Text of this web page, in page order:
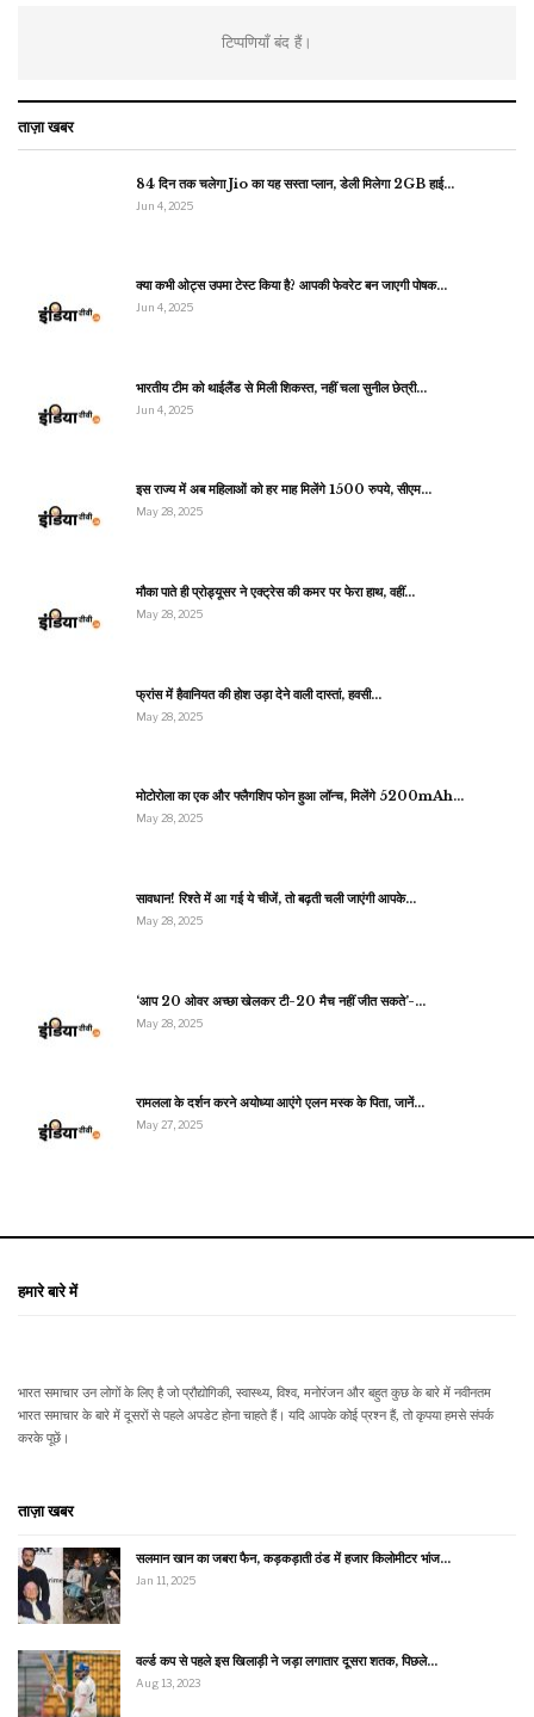
टिप्पणियाँ बंद हैं।
ताज़ा खबर
84 दिन तक चलेगा Jio का यह सस्ता प्लान, डेली मिलेगा 2GB हाई…
Jun 4, 2025
क्या कभी ओट्स उपमा टेस्ट किया है? आपकी फेवरेट बन जाएगी पोषक…
Jun 4, 2025
भारतीय टीम को थाईलैंड से मिली शिकस्त, नहीं चला सुनील छेत्री…
Jun 4, 2025
इस राज्य में अब महिलाओं को हर माह मिलेंगे 1500 रुपये, सीएम…
May 28, 2025
मौका पाते ही प्रोड्यूसर ने एक्ट्रेस की कमर पर फेरा हाथ, वहीं…
May 28, 2025
फ्रांस में हैवानियत की होश उड़ा देने वाली दास्तां, हवसी…
May 28, 2025
मोटोरोला का एक और फ्लैगशिप फोन हुआ लॉन्च, मिलेंगे 5200mAh…
May 28, 2025
सावधान! रिश्ते में आ गई ये चीजें, तो बढ़ती चली जाएंगी आपके…
May 28, 2025
‘आप 20 ओवर अच्छा खेलकर टी-20 मैच नहीं जीत सकते’-…
May 28, 2025
रामलला के दर्शन करने अयोध्या आएंगे एलन मस्क के पिता, जानें…
May 27, 2025
हमारे बारे में
भारत समाचार उन लोगों के लिए है जो प्रौद्योगिकी, स्वास्थ्य, विश्व, मनोरंजन और बहुत कुछ के बारे में नवीनतम
भारत समाचार के बारे में दूसरों से पहले अपडेट होना चाहते हैं। यदि आपके कोई प्रश्न हैं, तो कृपया हमसे संपर्क
करके पूछें।
ताज़ा खबर
सलमान खान का जबरा फैन, कड़कड़ाती ठंड में हजार किलोमीटर भांज…
Jan 11, 2025
वर्ल्ड कप से पहले इस खिलाड़ी ने जड़ा लगातार दूसरा शतक, पिछले…
Aug 13, 2023